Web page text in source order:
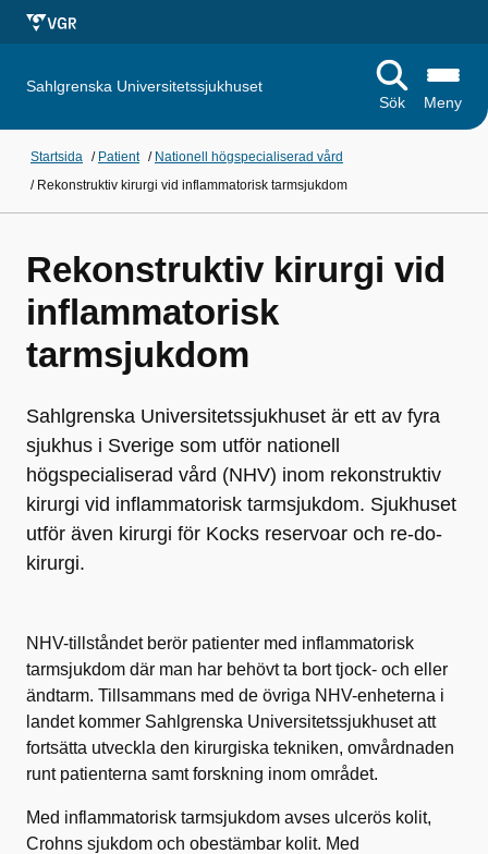
Sahlgrenska Universitetssjukhuset
Sök
Meny
Startsida / Patient / Nationell högspecialiserad vård
/ Rekonstruktiv kirurgi vid inflammatorisk tarmsjukdom
Rekonstruktiv kirurgi vid
inflammatorisk
tarmsjukdom
Sahlgrenska Universitetssjukhuset är ett av fyra
sjukhus i Sverige som utför nationell
högspecialiserad vård (NHV) inom rekonstruktiv
kirurgi vid inflammatorisk tarmsjukdom. Sjukhuset
utför även kirurgi för Kocks reservoar och re-do-
kirurgi.
NHV-tillståndet berör patienter med inflammatorisk
tarmsjukdom där man har behövt ta bort tjock- och eller
ändtarm. Tillsammans med de övriga NHV-enheterna i
landet kommer Sahlgrenska Universitetssjukhuset att
fortsätta utveckla den kirurgiska tekniken, omvårdnaden
runt patienterna samt forskning inom området.
Med inflammatorisk tarmsjukdom avses ulcerös kolit,
Crohns sjukdom och obestämbar kolit. Med